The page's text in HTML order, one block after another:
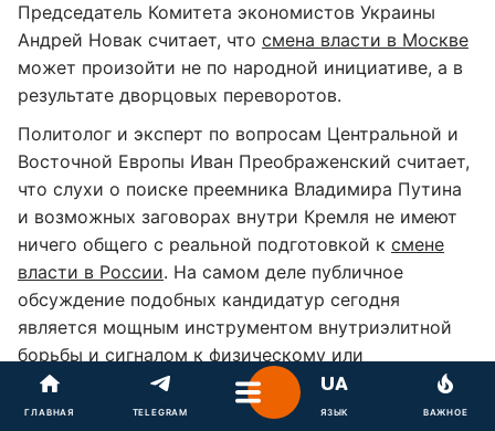
Председатель Комитета экономистов Украины
Андрей Новак считает, что смена власти в Москве
может произойти не по народной инициативе, а в
результате дворцовых переворотов.
Политолог и эксперт по вопросам Центральной и
Восточной Европы Иван Преображенский считает,
что слухи о поиске преемника Владимира Путина
и возможных заговорах внутри Кремля не имеют
ничего общего с реальной подготовкой к смене
власти в России. На самом деле публичное
обсуждение подобных кандидатур сегодня
является мощным инструментом внутриэлитной
борьбы и сигналом к физическому или
политическому устранению конкурентов.
Другие новости:
ГЛАВНАЯ TELEGRAM ЯЗЫК ВАЖНОЕ